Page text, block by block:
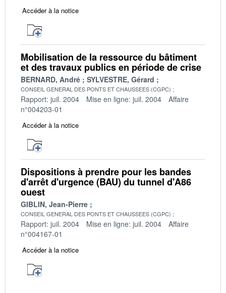
Accéder à la notice
Mobilisation de la ressource du bâtiment
et des travaux publics en période de crise
BERNARD, André SYLVESTRE, Gérard
CONSEIL GENERAL DES PONTS ET CHAUSSEES (CGPC)
Rapport: juil. 2004 Mise en ligne: juil. 2004
Affaire
n°004203-01
Accéder à la notice
Dispositions à prendre pour les bandes
d'arrêt d'urgence (BAU) du tunnel d'A86
ouest
GIBLIN, Jean-Pierre
CONSEIL GENERAL DES PONTS ET CHAUSSEES (CGPC)
Rapport: juil. 2004 Mise en ligne: juil. 2004
Affaire
n°004167-01
Accéder à la notice